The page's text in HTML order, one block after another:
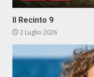
Il Recinto 9
2 Luglio 2026